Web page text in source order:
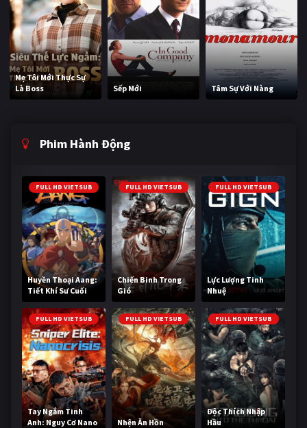
Mẹ Tôi Mới Thực Sự
Là Boss
Sếp Mới Tâm Sự Với Nàng
Phim Hành Động
FULL HD VIETSUB
Huyền Thoại Aang:
Tiết Khí Sư Cuối
Cùng
FULL HD VIETSUB
Chiến Binh Trong
Gió
FULL HD VIETSUB
Lực Lượng Tinh
Nhuệ
FULL HD VIETSUB
Tay Ngắm Tinh
Anh: Nguy Cơ Nano
FULL HD VIETSUB
Nhện Ăn Hồn
FULL HD VIETSUB
Độc Thích Nhập
Hầu